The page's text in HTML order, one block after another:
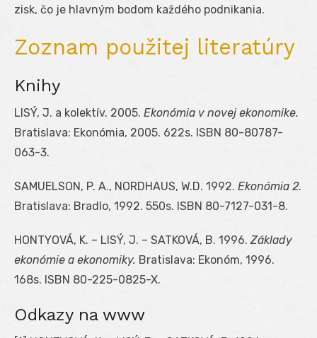
zisk, čo je hlavným bodom každého podnikania.
Zoznam použitej literatúry
Knihy
LISÝ, J. a kolektív. 2005. Ekonómia v novej ekonomike.
Bratislava: Ekonómia, 2005. 622s. ISBN 80-80787-
063-3.
SAMUELSON, P. A., NORDHAUS, W.D. 1992. Ekonómia 2.
Bratislava: Bradlo, 1992. 550s. ISBN 80-7127-031-8.
HONTYOVÁ, K. – LISÝ, J. – SATKOVÁ, B. 1996.Základy
ekonómie a ekonomiky. Bratislava: Ekonóm, 1996.
168s. ISBN 80-225-0825-X.
Odkazy na www